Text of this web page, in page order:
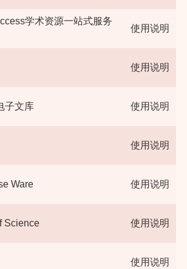
学术资源一站式服务
使用说明
使用说明
子文库 使用说明
使用说明
Ware 使用说明
Science 使用说明
使用说明